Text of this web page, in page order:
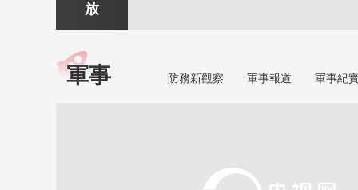
然保護區之一，素有“物種寶庫，南嶺明珠”之稱。
放
軍事 防務新觀察 軍事報道 軍事紀